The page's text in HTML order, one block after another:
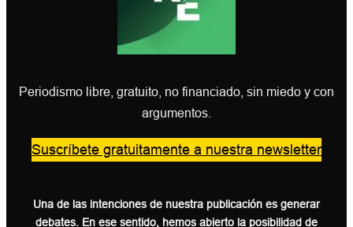
Periodismo libre, gratuito, no financiado, sin miedo y con
argumentos.
Suscríbete gratuitamente a nuestra newsletter
Una de las intenciones de nuestra publicación es generar
debates. En ese sentido, hemos abierto la posibilidad de